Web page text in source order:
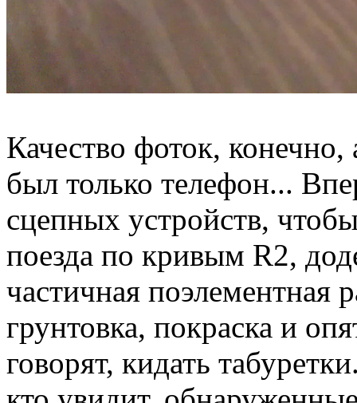
Качество фоток,
был только телефон...
сцепных устройств,
поезда по кривым R2,
частичная поэлементная
грунтовка, покраска и
говорят, кидать